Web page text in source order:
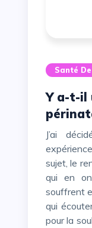
Santé
Y a-t-il un espoir après le deuil
J’ai décidé de vous faire part de mon
sujet, le
qui en
souffrent
qui
pour la